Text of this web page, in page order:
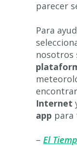
parecer
Para
nosotros
Internet
app para
– El